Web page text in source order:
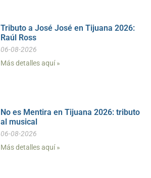
Tributo a José José en Tijuana 2026:
Raúl Ross
06-08-2026
Más detalles aquí »
No es Mentira en Tijuana 2026: tributo
al musical
06-08-2026
Más detalles aquí »